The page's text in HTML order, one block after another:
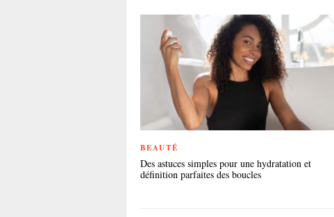
BEAUTÉ
Des astuces simples pour une hydratation et
définition parfaites des boucles